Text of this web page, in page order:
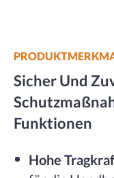
Sicher Und
Funktionen
Hohe